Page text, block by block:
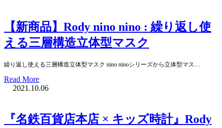
【新商品】Rody nino nino : 繰り返し使
える三層構造立体型マスク
繰り返し使える三層構造立体型マスク nino ninoシリーズから立体型マス…
Read More
2021.10.06
『名鉄百貨店本店 × キッズ時計』Rody